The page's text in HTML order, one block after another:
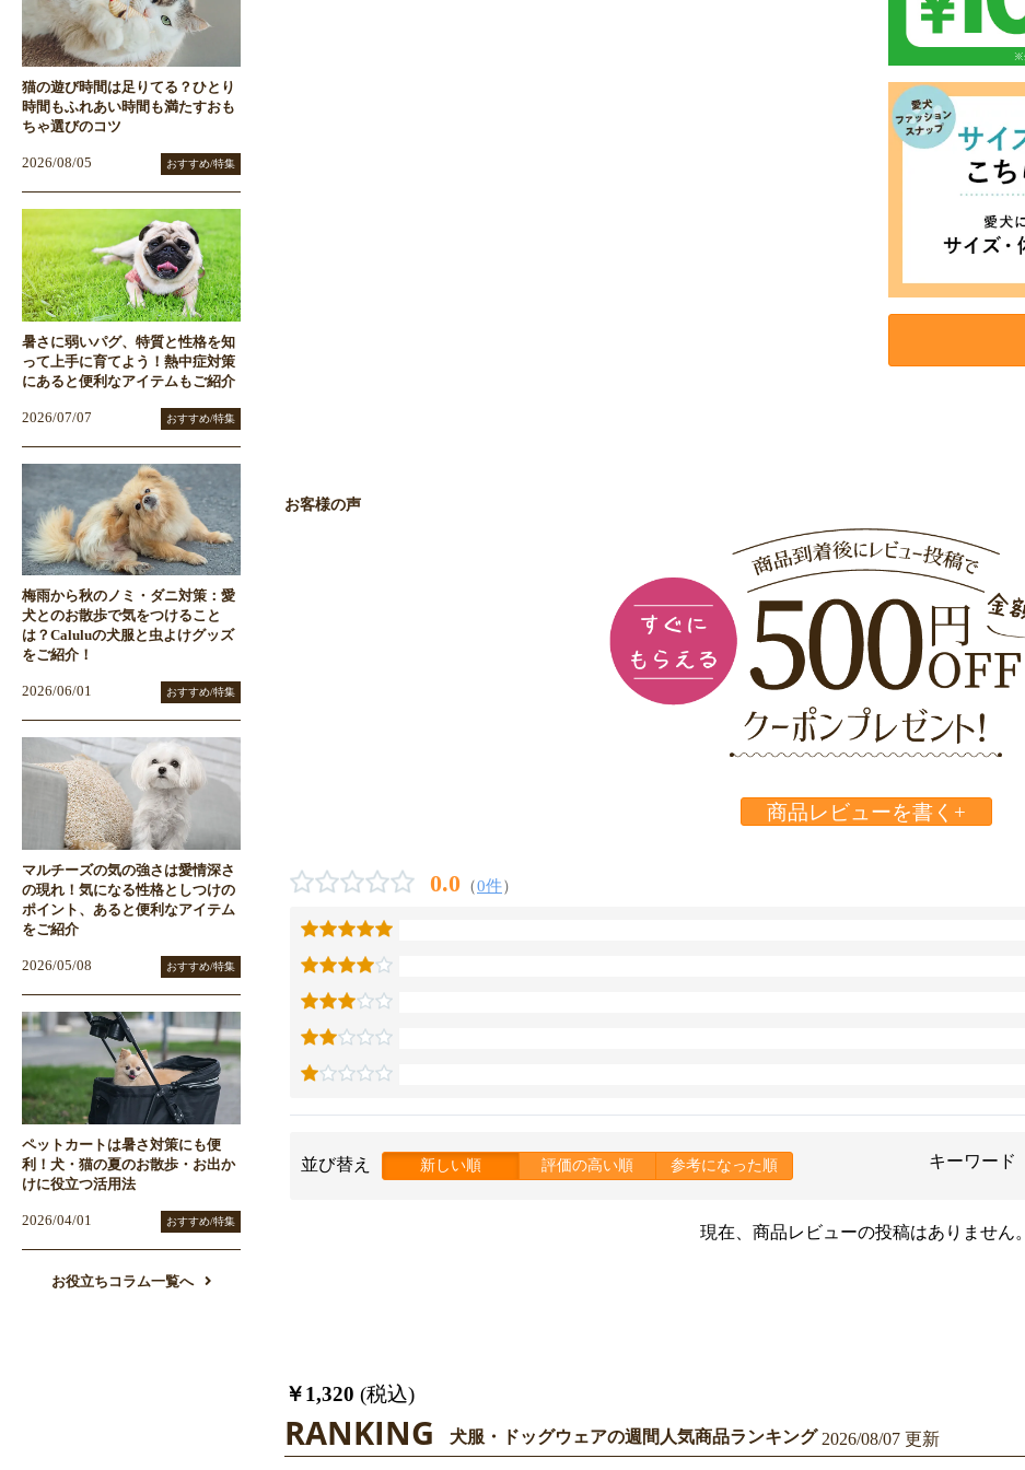
カートへ進む
お客様の声
商品レビューを書く+
0.0 （0件）
並び替え 新しい順 評価の高い順 参考になった順 キーワード
現在、商品レビューの投稿はありません。
￥1,320 (税込)
RANKING 犬服・ドッグウェアの週間人気商品ランキング 2026/08/07 更新
猫の遊び時間は足りてる？ひとり
時間もふれあい時間も満たすおも
ちゃ選びのコツ
2026/08/05 おすすめ/特集
暑さに弱いパグ、特質と性格を知
って上手に育てよう！熱中症対策
にあると便利なアイテムもご紹介
2026/07/07 おすすめ/特集
梅雨から秋のノミ・ダニ対策：愛
犬とのお散歩で気をつけること
は？Caluluの犬服と虫よけグッズ
をご紹介！
2026/06/01 おすすめ/特集
マルチーズの気の強さは愛情深さ
の現れ！気になる性格としつけの
ポイント、あると便利なアイテム
をご紹介
2026/05/08 おすすめ/特集
ペットカートは暑さ対策にも便
利！犬・猫の夏のお散歩・お出か
けに役立つ活用法
2026/04/01 おすすめ/特集
お役立ちコラム一覧へ